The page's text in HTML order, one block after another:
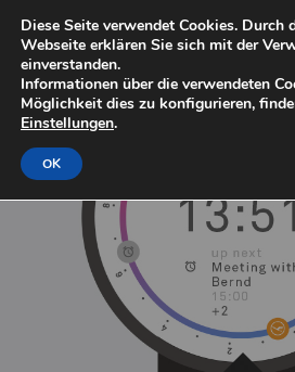
Diese Seite verwendet Cookies. Durch
Webseite erklären Sie sich mit der
einverstanden.
Informationen über die verwendeten
Möglichkeit dies zu konfigurieren,
Einstellungen.
OK